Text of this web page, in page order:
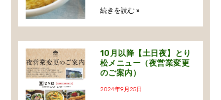
続きを読む »
10月以降【土日夜】とり
松メニュー（夜営業変更
のご案内）
2024年9月25日